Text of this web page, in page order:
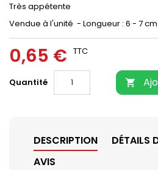
Très appétente
Vendue à l'unité - Longueur : 6 - 7 cm
0,65 € TTC
Quantité 
DESCRIPTION
DÉTAILS
AVIS